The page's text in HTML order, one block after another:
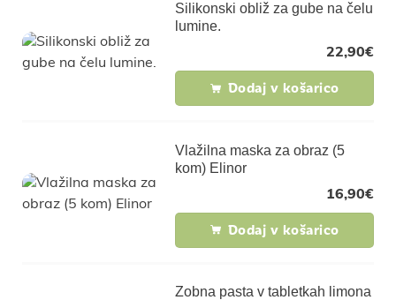
Silikonski obliž za gube na čelu
lumine.
22,90€
Dodaj v košarico
Vlažilna maska za obraz (5
kom) Elinor
16,90€
Dodaj v košarico
Zobna pasta v tabletkah limona